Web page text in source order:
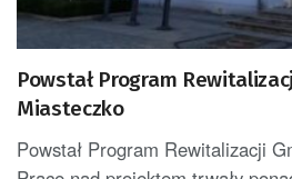
Powstał Program
Miasteczko
Powstał Program Rewitalizacji